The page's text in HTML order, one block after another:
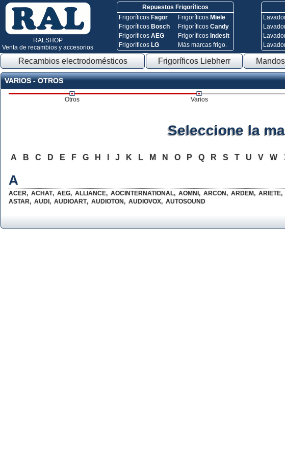
RALSHOP
Venta de recambios y accesorios
Repuestos Frigoríficos
Frigoríficos Fagor
Frigoríficos Bosch
FrigoríficosAEG
Frigoríficos LG
Frigoríficos Miele
FrigoríficosCandy
Frigoríficos Indesit
Más marcas frigo.
Recambios electrodomésticos Frigoríficos Liebherr
VARIOS - OTROS
Otros Varios
Seleccione la
A B C D E F G H J K L M N O P Q R S T U V W
A
ACER, ACHAT, AEG, ALLIANCE, AOCINTERNATIONAL, AOMNI , ARCON, ARDEM, ARIETE,
ASTAR, AUDI , AUDIOART, AUDIOTON, AUDIOVOX, AUTOSOUND